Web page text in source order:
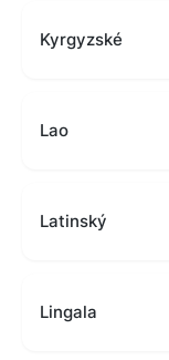
Kyrgyzské
Lao
Latinský
Lingala